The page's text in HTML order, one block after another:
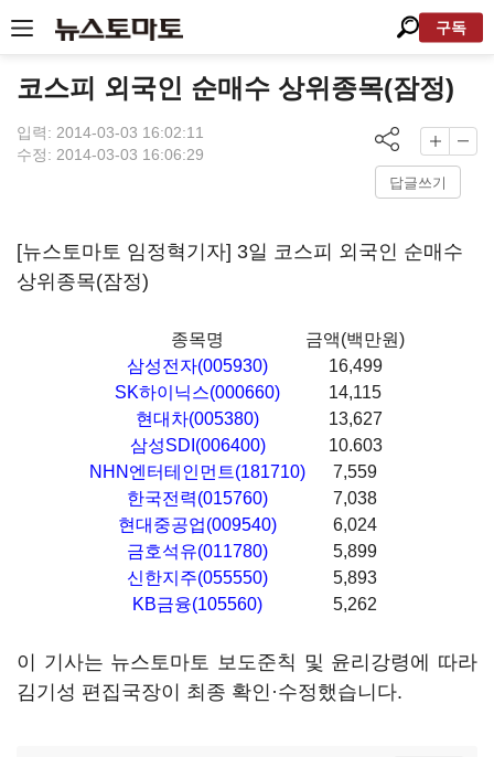
구독
코스피 외국인 순매수 상위종목(잠정)
입력: 2014-03-03 16:02:11
수정: 2014-03-03 16:06:29
답글쓰기
[뉴스토마토 임정혁기자] 3일 코스피 외국인 순매수
상위종목(잠정)
종목명
금액(백만원)
삼성전자(005930)
16,499
SK하이닉스(000660)
14,115
현대차(005380)
13,627
삼성SDI(006400)
10.603
NHN엔터테인먼트(181710)
7,559
한국전력(015760)
7,038
현대중공업(009540)
6,024
금호석유(011780)
5,899
신한지주(055550)
5,893
KB금융(105560)
5,262
이 기사는 뉴스토마토 보도준칙 및 윤리강령에 따라
김기성 편집국장이 최종 확인·수정했습니다.